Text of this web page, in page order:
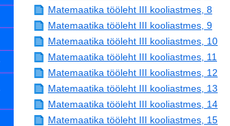
Matemaatika tööleht III kooliastmes, 8
Matemaatika tööleht III kooliastmes, 9
Matemaatika tööleht III kooliastmes, 10
Matemaatika tööleht III kooliastmes, 11
Matemaatika tööleht III kooliastmes, 12
Matemaatika tööleht III kooliastmes, 13
Matemaatika tööleht III kooliastmes, 14
Matemaatika tööleht III kooliastmes, 15